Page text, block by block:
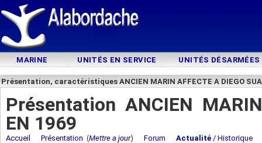
MARINE UNITÉS EN SERVICE UNITÉS DÉSARMÉES
Présentation, caractéristiques ANCIEN MARIN AFFECTE A DIEGO
Présentation ANCIEN
EN 1969
Accueil Présentation (Mettre a jour) Forum Actualité / Historique